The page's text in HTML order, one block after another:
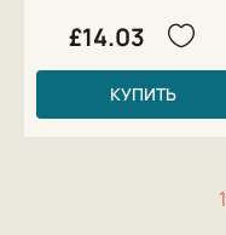
£14.03
КУПИТЬ
1